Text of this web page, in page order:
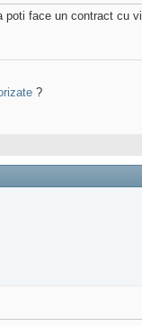
face un contract cu
?